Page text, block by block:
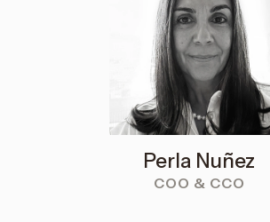
Perla Nuñez
COO & CCO